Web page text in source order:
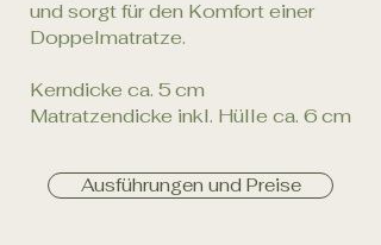
und sorgt für den Komfort einer
Doppelmatratze.
Kerndicke ca. 5 cm
Matratzendicke inkl. Hülle ca. 6 cm
Ausführungen und Preise